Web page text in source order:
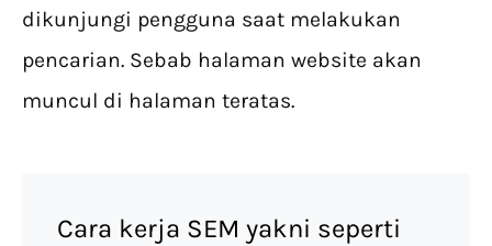
dikunjungi pengguna saat melakukan
pencarian. Sebab halaman website akan
muncul di halaman teratas.
Cara kerja SEM yakni seperti